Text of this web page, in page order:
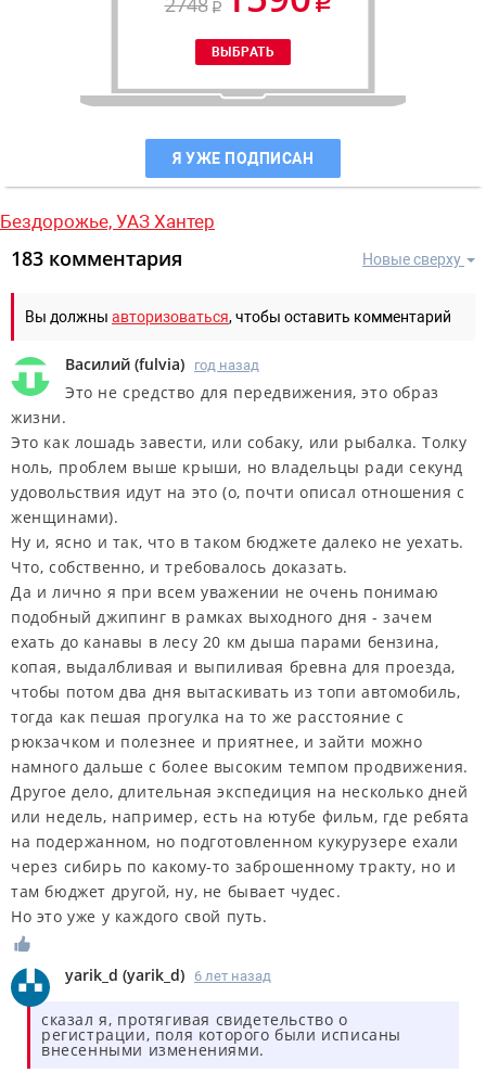
Я УЖЕ ПОДПИСАН
Бездорожье, УАЗ Хантер
Новые сверху
183 комментария
Вы должны авторизоваться, чтобы оставить комментарий
Василий (fulvia) год назад
Это не средство для передвижения, это образ
жизни.
Это как лошадь завести, или собаку, или рыбалка. Толку
ноль, проблем выше крыши, но владельцы ради секунд
удовольствия идут на это (о, почти описал отношения с
женщинами).
Ну и, ясно и так, что в таком бюджете далеко не уехать.
Что, собственно, и требовалось доказать.
Да и лично я при всем уважении не очень понимаю
подобный джипинг в рамках выходного дня - зачем
ехать до канавы в лесу 20 км дыша парами бензина,
копая, выдалбливая и выпиливая бревна для проезда,
чтобы потом два дня вытаскивать из топи автомобиль,
тогда как пешая прогулка на то же расстояние с
рюкзачком и полезнее и приятнее, и зайти можно
намного дальше с более высоким темпом продвижения.
Другое дело, длительная экспедиция на несколько дней
или недель, например, есть на ютубе фильм, где ребята
на подержанном, но подготовленном кукурузере ехали
через сибирь по какому-то заброшенному тракту, но и
там бюджет другой, ну, не бывает чудес.
Но это уже у каждого свой путь.
yarik_d (yarik_d) 6 лет назад
сказал я, протягивая свидетельство о
регистрации, поля которого были исписаны
внесенными изменениями.